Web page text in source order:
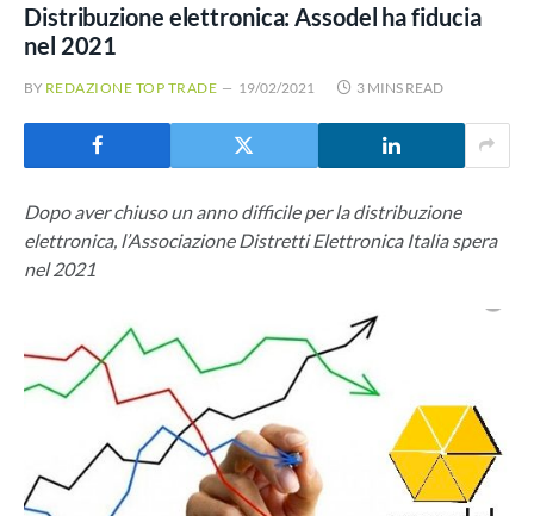
Distribuzione elettronica: Assodel ha fiducia
nel 2021
BY REDAZIONE TOP TRADE 19/02/2021 3 MINS READ
Dopo aver chiuso un anno difficile per la distribuzione
elettronica, l’Associazione Distretti Elettronica Italia spera
nel 2021